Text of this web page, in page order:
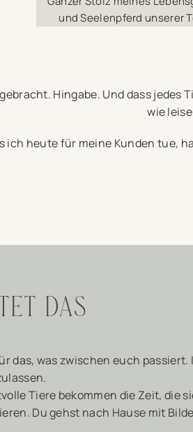
und Seelenpferd unserer
Hingabe. Und dass
wie
ich heute für meine Kunden tue,
DAS
das, was zwischen euch
Tiere bekommen die Zeit, die
Du gehst nach Hause mit